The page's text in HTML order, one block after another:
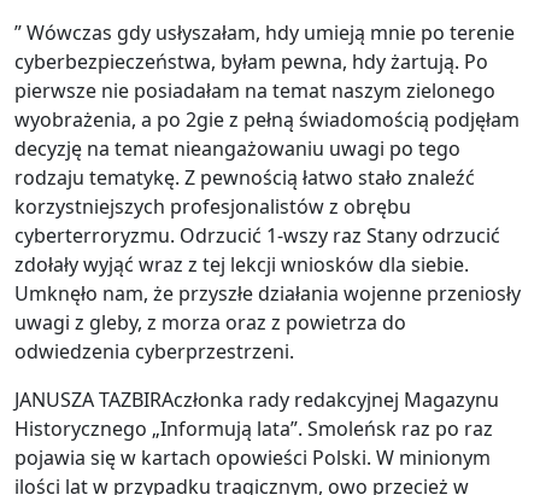
” Wówczas gdy usłyszałam, hdy umieją mnie po terenie
cyberbezpieczeństwa, byłam pewna, hdy żartują. Po
pierwsze nie posiadałam na temat naszym zielonego
wyobrażenia, a po 2gie z pełną świadomością podjęłam
decyzję na temat nieangażowaniu uwagi po tego
rodzaju tematykę. Z pewnością łatwo stało znaleźć
korzystniejszych profesjonalistów z obrębu
cyberterroryzmu. Odrzucić 1-wszy raz Stany odrzucić
zdołały wyjąć wraz z tej lekcji wniosków dla siebie.
Umknęło nam, że przyszłe działania wojenne przeniosły
uwagi z gleby, z morza oraz z powietrza do
odwiedzenia cyberprzestrzeni.
JANUSZA TAZBIRAczłonka rady redakcyjnej Magazynu
Historycznego „Informują lata”. Smoleńsk raz po raz
pojawia się w kartach opowieści Polski. W minionym
ilości lat w przypadku tragicznym, owo przecież w